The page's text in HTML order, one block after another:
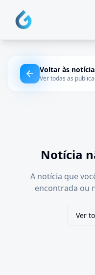
Voltar às
Ver todas as
Notícia
A notícia que
encontrada ou
Ver